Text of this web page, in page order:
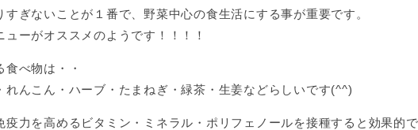
ぎないことが１番で、野菜中心の食生活にする事が重要です。
ーがオススメのようです！！！！
べ物は・・
れんこん・ハーブ・たまねぎ・緑茶・生姜などらしいです(^^)
力を高めるビタミン・ミネラル・ポリフェノールを接種すると効果的